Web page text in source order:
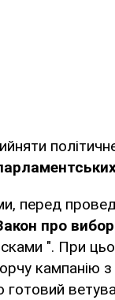
перед
про
". При
кампанію